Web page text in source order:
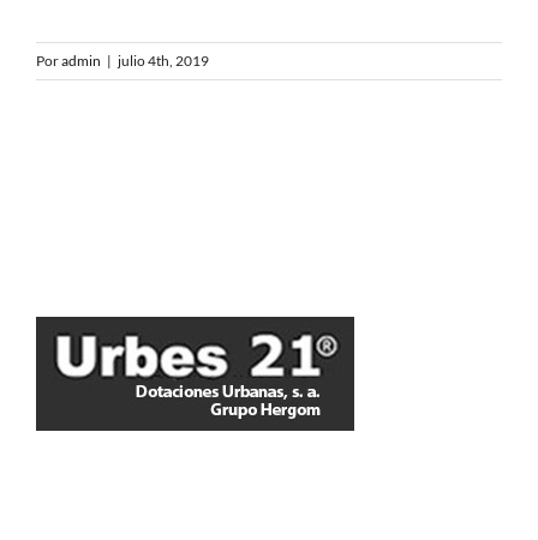
Poradmin | julio 4th, 2019